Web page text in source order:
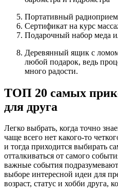
Портативный
Сертификат на курс
Подарочный набор меда
Деревянный ящик с
любой подарок, ведь
много радости.
ТОП 20 самых
для друга
Легко выбрать, когда точно
чаще всего нет какого-то
и тогда приходится выбирать
отталкиваться от самого
важные события
выборе интересной идеи для
возраст, статус и хобби друга,